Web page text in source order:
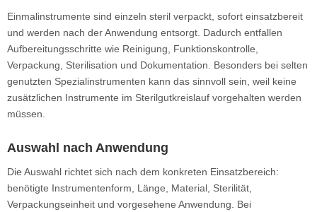
Einmalinstrumente sind einzeln steril verpackt, sofort einsatzbereit
und werden nach der Anwendung entsorgt. Dadurch entfallen
Aufbereitungsschritte wie Reinigung, Funktionskontrolle,
Verpackung, Sterilisation und Dokumentation. Besonders bei selten
genutzten Spezialinstrumenten kann das sinnvoll sein, weil keine
zusätzlichen Instrumente im Sterilgutkreislauf vorgehalten werden
müssen.
Auswahl nach Anwendung
Die Auswahl richtet sich nach dem konkreten Einsatzbereich:
benötigte Instrumentenform, Länge, Material, Sterilität,
Verpackungseinheit und vorgesehene Anwendung. Bei